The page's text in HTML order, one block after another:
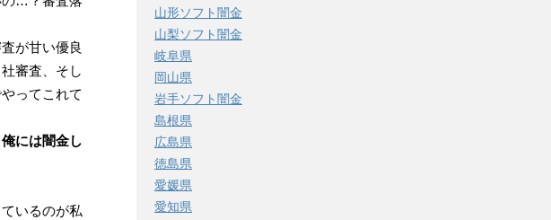
が甘い優良
審査、そし
ってこれて
には闇金し
いるのが私
山形ソフト闇金
山梨ソフト闇金
岐阜県
岡山県
岩手ソフト闇金
島根県
広島県
徳島県
愛媛県
愛知県